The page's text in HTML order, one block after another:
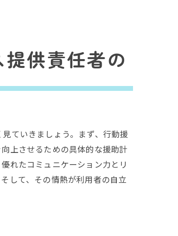
供責任者の
ていきましょう。まず、行動援
上させるための具体的な援助計
れたコミュニケーション力とリ
して、その情熱が利用者の自立